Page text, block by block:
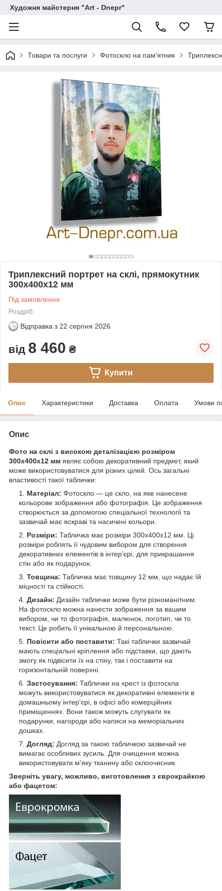
Художня майстерня "Art - Dnepr"
Товари та послуги Фотоскло на пам'ятник
Триплексний портрет на склі, прямокутник
300х400х12 мм
Під замовлення
Роздріб
Відправка з 22 серпня 2026
від 8 460 ₴
Купити
Опис Характеристики Доставка Оплата Умови
Опис
Фото на склі з високою деталізацією розміром
300х400x12 мм являє собою декоративний предмет, який
може використовуватися для різних цілей. Ось загальні
властивості такої таблички:
Матеріал: Фотоскло — це скло, на яке нанесене
кольорове зображення або фотографія. Це зображення
створюється за допомогою спеціальної технології та
зазвичай має яскраві та насичені кольори.
Розміри: Табличка має розміри 300х400х12 мм. Ці
розміри роблять її чудовим вибором для створення
декоративних елементів в інтер'єрі, для прикрашання
стін або як подарунок.
Товщина: Табличка має товщину 12 мм, що надає їй
міцності та стійкості.
Дизайн: Дизайн таблички може бути різноманітним.
На фотоскло можна нанести зображення за вашим
вибором, чи то фотографія, малюнок, логотип, чи то
текст. Це робить її унікальною й персональною.
Повісити або поставити: Такі таблички зазвичай
мають спеціальні кріплення або підставки, що дають
змогу як підвісити їх на стіну, так і поставити на
горизонтальній поверхні.
Застосування: Таблички на хрест із фотоскла
можуть використовуватися як декоративні елементи в
домашньому інтер'єрі, в офісі або комерційних
приміщеннях. Вони також можуть слугувати як
подарунки, нагороди або написи на меморіальних
дошках.
Догляд: Догляд за такою табличкою зазвичай не
вимагає особливих зусиль. Для очищення можна
використовувати м'яку тканину або склоочисник.
Зверніть увагу, можливо, виготовлення з єврокрайкою
або фацетом: